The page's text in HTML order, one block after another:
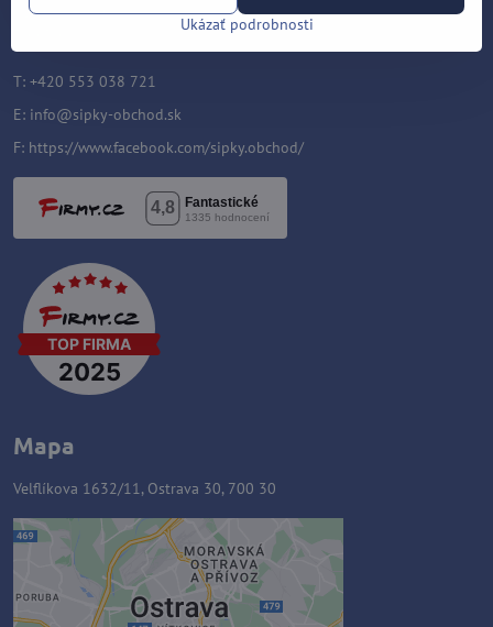
Ostrava-Hrabůvka
T: +420 553 038 721
E: info@sipky-obchod.sk
F: https://www.facebook.com/sipky.obchod/
Mapa
Velflíkova 1632/11, Ostrava 30, 700 30
Externý obsah je blokovaný
Voľbami súkromia
Ukázať podrobnosti